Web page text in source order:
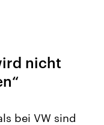
nicht
bei VW sind